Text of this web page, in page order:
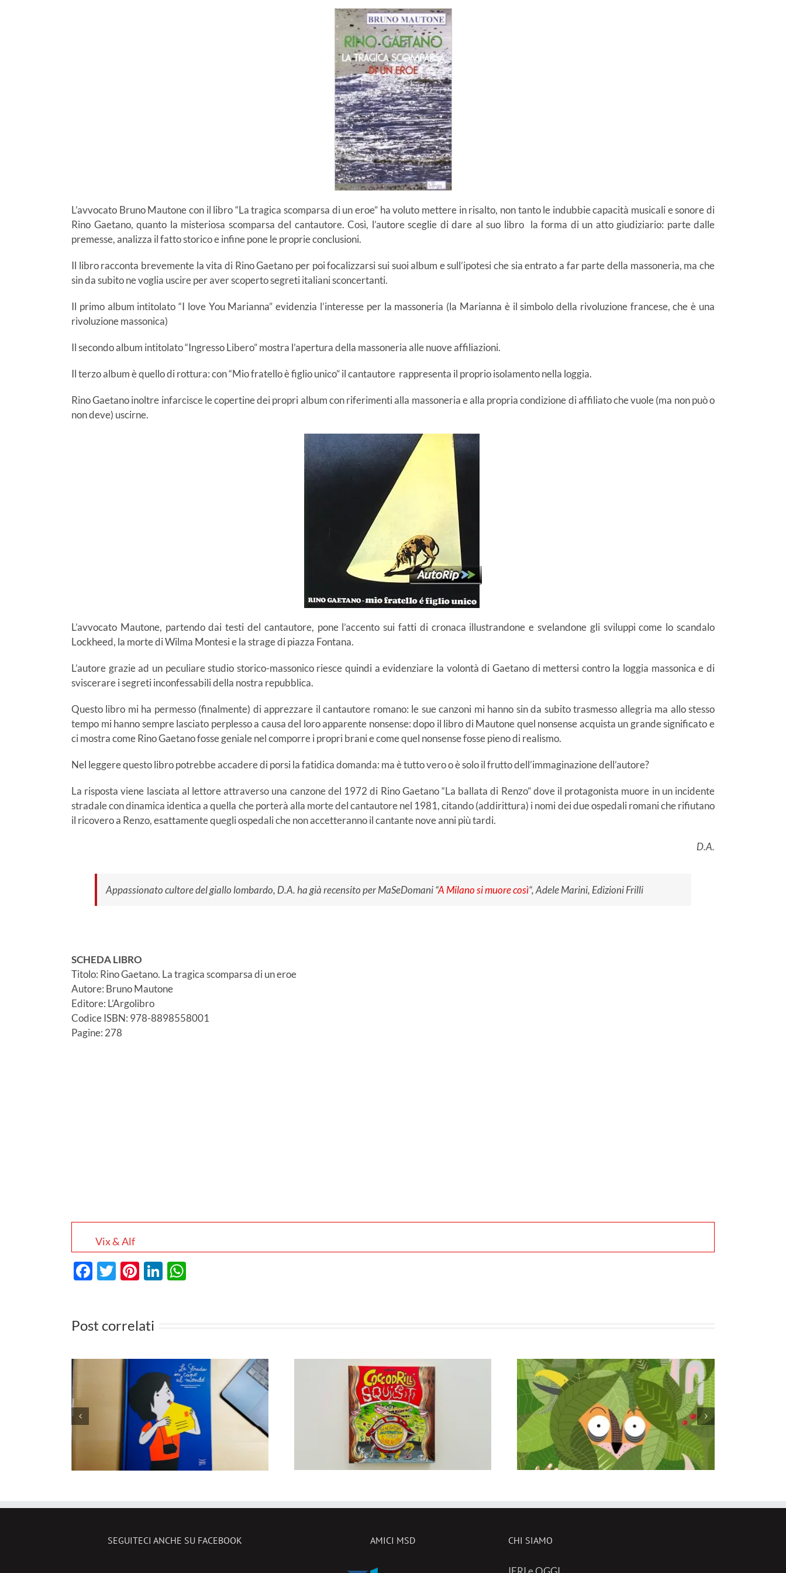
L’avvocato Bruno Mautone con il libro “La tragica scomparsa di un eroe” ha voluto mettere in risalto, non tanto le indubbie capacità musicali e sonore di
Rino Gaetano, quanto la misteriosa scomparsa del cantautore. Così, l’autore sceglie di dare al suo libro la forma di un atto giudiziario: parte dalle
premesse, analizza il fatto storico e infine pone le proprie conclusioni.
Il libro racconta brevemente la vita di Rino Gaetano per poi focalizzarsi sui suoi album e sull’ipotesi che sia entrato a far parte della massoneria, ma che
sin da subito ne voglia uscire per aver scoperto segreti italiani sconcertanti.
Il primo album intitolato “I love You Marianna” evidenzia l’interesse per la massoneria (la Marianna è il simbolo della rivoluzione francese, che è una
rivoluzione massonica)
Il secondo album intitolato “Ingresso Libero” mostra l’apertura della massoneria alle nuove affiliazioni.
Il terzo album è quello di rottura: con “Mio fratello è figlio unico” il cantautore rappresenta il proprio isolamento nella loggia.
Rino Gaetano inoltre infarcisce le copertine dei propri album con riferimenti alla massoneria e alla propria condizione di affiliato che vuole (ma non può o
non deve) uscirne.
L’avvocato Mautone, partendo dai testi del cantautore, pone l’accento sui fatti di cronaca illustrandone e svelandone gli sviluppi come lo scandalo
Lockheed, la morte di Wilma Montesi e la strage di piazza Fontana.
L’autore grazie ad un peculiare studio storico-massonico riesce quindi a evidenziare la volontà di Gaetano di mettersi contro la loggia massonica e di
sviscerare i segreti inconfessabili della nostra repubblica.
Questo libro mi ha permesso (finalmente) di apprezzare il cantautore romano: le sue canzoni mi hanno sin da subito trasmesso allegria ma allo stesso
tempo mi hanno sempre lasciato perplesso a causa del loro apparente nonsense: dopo il libro di Mautone quel nonsense acquista un grande significato e
ci mostra come Rino Gaetano fosse geniale nel comporre i propri brani e come quel nonsense fosse pieno di realismo.
Nel leggere questo libro potrebbe accadere di porsi la fatidica domanda: ma è tutto vero o è solo il frutto dell’immaginazione dell’autore?
La risposta viene lasciata al lettore attraverso una canzone del 1972 di Rino Gaetano “La ballata di Renzo” dove il protagonista muore in un incidente
stradale con dinamica identica a quella che porterà alla morte del cantautore nel 1981, citando (addirittura) i nomi dei due ospedali romani che rifiutano
il ricovero a Renzo, esattamente quegli ospedali che non accetteranno il cantante nove anni più tardi.
D.A.
Appassionato cultore del giallo lombardo, D.A. ha già recensito per MaSeDomani “A Milano si muore così“, Adele Marini, Edizioni Frilli
SCHEDA LIBRO
Titolo: Rino Gaetano. La tragica scomparsa di un eroe
Autore: Bruno Mautone
Editore: L’Argolibro
Codice ISBN: 978-8898558001
Pagine: 278
Vix & Alf
Facebook
Twitter
Pinterest
LinkedIn
Post correlati
COCCODRILLI SQUISITI:
pronti a creare il vostro
artista surrealista?
LE FAVOLOSE FAVOLE DI
ESOPO tornano sotto
l’albero di Natale!
SEGUITECI ANCHE SU FACEBOOK AMICI MSD CHI SIAMO